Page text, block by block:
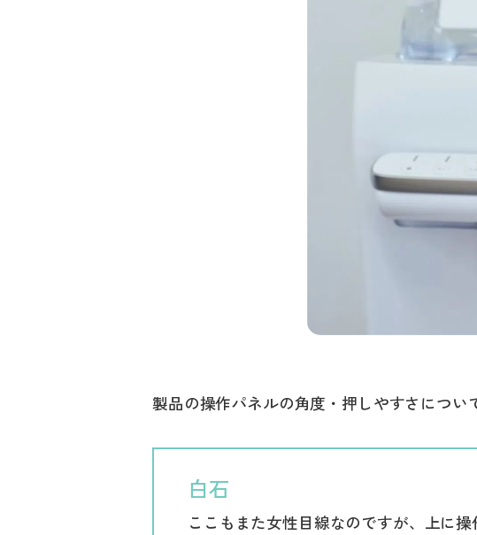
製品の操作パネルの角度・押しやすさについ
白石
ここもまた女性目線なのですが、上に